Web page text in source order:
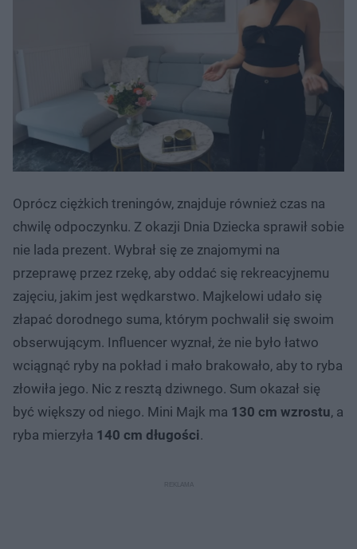
Oprócz ciężkich treningów, znajduje również czas na
chwilę odpoczynku. Z okazji Dnia Dziecka sprawił sobie
nie lada prezent. Wybrał się ze znajomymi na
przeprawę przez rzekę, aby oddać się rekreacyjnemu
zajęciu, jakim jest wędkarstwo. Majkelowi udało się
złapać dorodnego suma, którym pochwalił się swoim
obserwującym. Influencer wyznał, że nie było łatwo
wciągnąć ryby na pokład i mało brakowało, aby to ryba
złowiła jego. Nic z resztą dziwnego. Sum okazał się
być większy od niego. Mini Majk ma 130 cm wzrostu, a
ryba mierzyła 140 cm długości.